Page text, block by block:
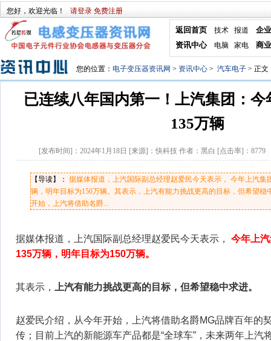
您好，欢迎光临！ 请登录 免费注册
返回首页 技术 报道
企
资讯中心
电脑 家电 商
您的位置： 电子变压器资讯网 > 资讯中心 > 汽车电子 > 正文
已连续八年国内第一！上汽集团：
135万辆
[发布时间]： 2024年1月18日 [来源]： 快科技 作者：黑白 [点击率]： 8779
【导读】： 据媒体报道，上汽国际副总经理赵爱民今天表示， 今年上汽集
辆，明年目标为150万辆。其表示，上汽有能力挑战更高的目标，但希望稳
开始，上汽将借助名爵...
据媒体报道，上汽国际副总经理赵爱民今天表示， 今年上
135万辆，明年目标为150万辆。
其表示， 上汽有能力挑战更高的目标，但希望稳中求进。
赵爱民介绍，从今年开始，上汽将借助名爵MG品牌百年的
传；目前上汽的新能源车产品都是“全球车”，未来两年上汽